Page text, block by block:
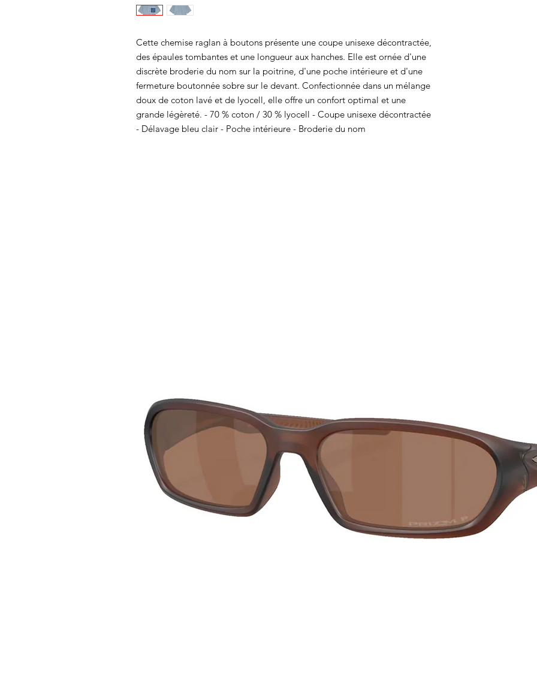
Cette chemise raglan à boutons présente une coupe unisexe décontractée,
des épaules tombantes et une longueur aux hanches. Elle est ornée d'une
discrète broderie du nom sur la poitrine, d'une poche intérieure et d'une
fermeture boutonnée sobre sur le devant. Confectionnée dans un mélange
doux de coton lavé et de lyocell, elle offre un confort optimal et une
grande légèreté. - 70 % coton / 30 % lyocell - Coupe unisexe décontractée
- Délavage bleu clair - Poche intérieure - Broderie du nom